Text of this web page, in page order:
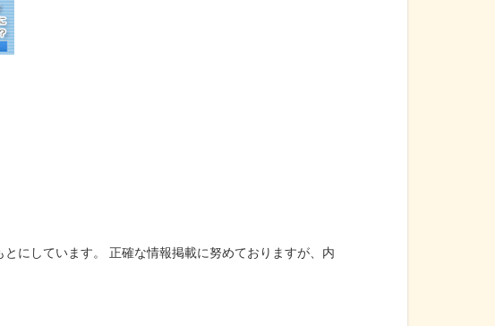
とにしています。 正確な情報掲載に努めておりますが、内